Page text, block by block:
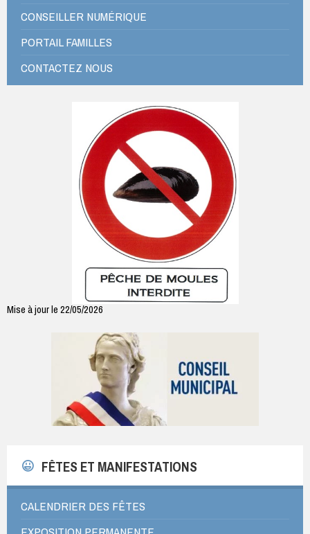
CONSEILLER NUMÉRIQUE
PORTAIL FAMILLES
CONTACTEZ NOUS
Mise à jour le 22/05/2026
FÊTES ET MANIFESTATIONS
CALENDRIER DES FÊTES